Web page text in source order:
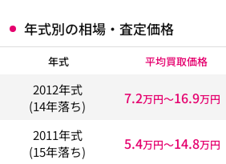
年式別の相場・査定価格
年式 平均買取価格
2012年式
(14年落ち)
7.2万円〜16.9万円
2011年式
(15年落ち)
5.4万円〜14.8万円